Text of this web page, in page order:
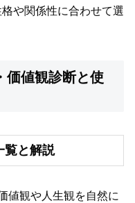
や関係性に合わせて選
価値観診断と使
覧と解説
値観や人生観を自然に